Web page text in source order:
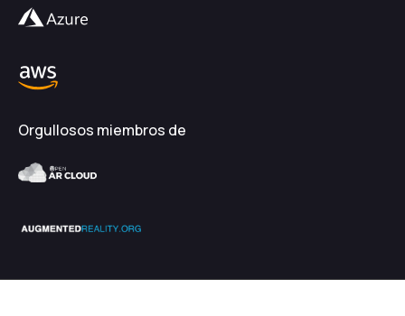
Orgullosos miembros de